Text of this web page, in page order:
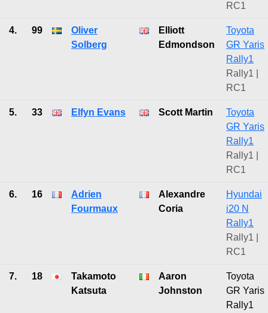
RC1
4. 99
Oliver
Solberg
Elliott
Edmondson
Toyota
GR Yaris
Rally1
Rally1 |
RC1
5. 33 Elfyn Evans Scott Martin
Toyota
GR Yaris
Rally1
Rally1 |
RC1
6. 16
Adrien
Fourmaux
Alexandre
Coria
Hyundai
i20 N
Rally1
Rally1 |
RC1
7. 18
Takamoto
Katsuta
Aaron
Johnston
Toyota
GR Yaris
Rally1